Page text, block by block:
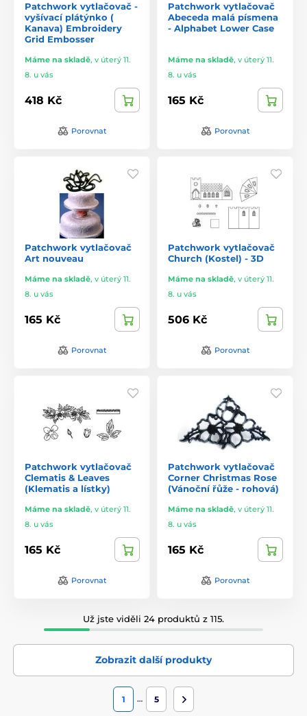
Patchwork vytlačovač -
vyšívací plátýnko (
Kanava) Embroidery
Grid Embosser
Máme na skladě, v úterý 11.
8. u vás
418 Kč
Porovnat
Patchwork vytlačovač
Abeceda malá písmena
- Alphabet Lower Case
Máme na skladě, v úterý 11.
8. u vás
165 Kč
Porovnat
Patchwork vytlačovač
Art nouveau
Máme na skladě, v úterý 11.
8. u vás
165 Kč
Porovnat
Patchwork vytlačovač
Church (Kostel) - 3D
Máme na skladě, v úterý 11.
8. u vás
506 Kč
Porovnat
Patchwork vytlačovač
Clematis & Leaves
(Klematis a lístky)
Máme na skladě, v úterý 11.
8. u vás
165 Kč
Porovnat
Patchwork vytlačovač
Corner Christmas Rose
(Vánoční řůže - rohová)
Máme na skladě, v úterý 11.
8. u vás
165 Kč
Porovnat
Už jste viděli 24 produktů z 115.
Zobrazit další produkty
1 … 5